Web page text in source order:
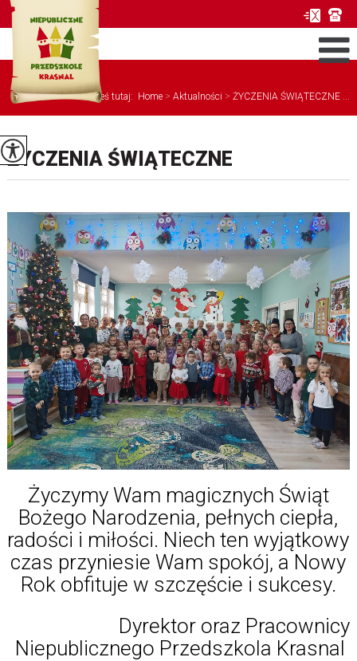
Jesteś tutaj: Home > Aktualności > ŻYCZENIA ŚWIĄTECZNE ...
ŻYCZENIA ŚWIĄTECZNE
Życzymy Wam magicznych Świąt
Bożego Narodzenia, pełnych ciepła,
radości i miłości. Niech ten wyjątkowy
czas przyniesie Wam spokój, a Nowy
Rok obfituje w szczęście i sukcesy.
Dyrektor oraz Pracownicy
Niepublicznego Przedszkola Krasnal